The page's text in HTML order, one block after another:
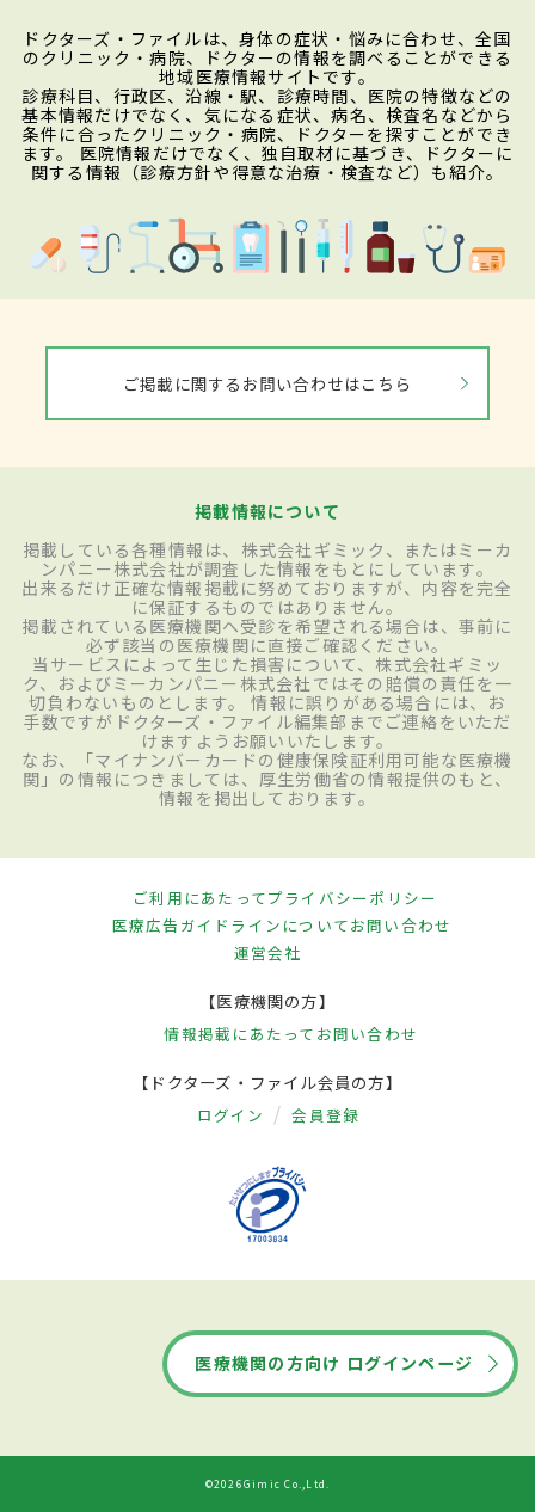
ドクターズ・ファイルは、身体の症状・悩みに合わせ、全国
のクリニック・病院、ドクターの情報を調べることができる
地域医療情報サイトです。
診療科目、行政区、沿線・駅、診療時間、医院の特徴などの
基本情報だけでなく、気になる症状、病名、検査名などから
条件に合ったクリニック・病院、ドクターを探すことができ
ます。 医院情報だけでなく、独自取材に基づき、ドクターに
関する情報（診療方針や得意な治療・検査など）も紹介。
ご掲載に関するお問い合わせはこちら
掲載情報について
掲載している各種情報は、株式会社ギミック、またはミーカ
ンパニー株式会社が調査した情報をもとにしています。
出来るだけ正確な情報掲載に努めておりますが、内容を完全
に保証するものではありません。
掲載されている医療機関へ受診を希望される場合は、事前に
必ず該当の医療機関に直接ご確認ください。
当サービスによって生じた損害について、株式会社ギミッ
ク、およびミーカンパニー株式会社ではその賠償の責任を一
切負わないものとします。 情報に誤りがある場合には、お
手数ですがドクターズ・ファイル編集部までご連絡をいただ
けますようお願いいたします。
なお、「マイナンバーカードの健康保険証利用可能な医療機
関」の情報につきましては、厚生労働省の情報提供のもと、
情報を掲出しております。
ご利用にあたってプライバシーポリシー
医療広告ガイドラインについてお問い合わせ
運営会社
【医療機関の方】
情報掲載にあたって お問い合わせ
【ドクターズ・ファイル会員の方】
ログイン 会員登録
医療機関の方向け ログインページ
©2026Gimic Co.,Ltd.